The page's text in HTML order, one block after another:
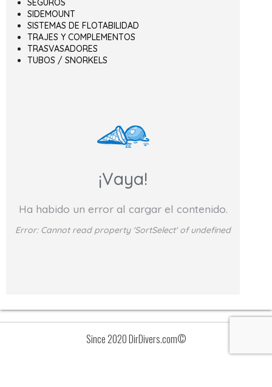
SEGUROS
SIDEMOUNT
SISTEMAS DE FLOTABILIDAD
TRAJES Y COMPLEMENTOS
TRASVASADORES
TUBOS / SNORKELS
¡Vaya!
Ha habido un error al cargar el contenido.
Error: Cannot read property 'SortSelect' of undefined
Since 2020 DirDivers.com©